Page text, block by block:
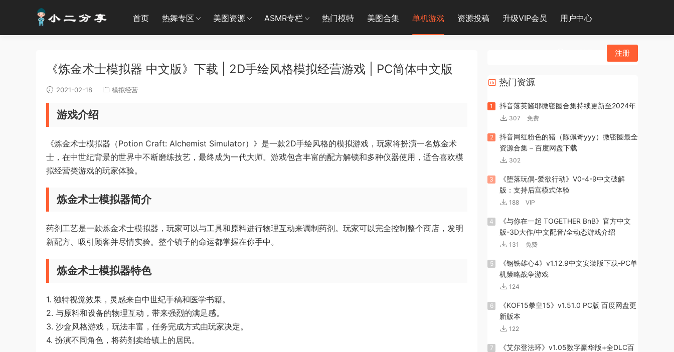
首页 热舞专区 美图资源 ASMR专栏 热门模特 美图合集 单机游戏 资源投稿 升级VIP会员 用户中心
注册
《炼金术士模拟器 中文版》下载 | 2D手绘风格模拟经营游戏 | PC简体中文版
2021-02-18 模拟经营
游戏介绍
《炼金术士模拟器（Potion Craft: Alchemist Simulator）》是一款2D手绘风格的模拟游戏，玩家将扮演一名炼金术
士，在中世纪背景的世界中不断磨练技艺，最终成为一代大师。游戏包含丰富的配方解锁和多种仪器使用，适合喜欢模
拟经营类游戏的玩家体验。
炼金术士模拟器简介
药剂工艺是一款炼金术士模拟器，玩家可以与工具和原料进行物理互动来调制药剂。玩家可以完全控制整个商店，发明
新配方、吸引顾客并尽情实验。整个镇子的命运都掌握在你手中。
炼金术士模拟器特色
1. 独特视觉效果，灵感来自中世纪手稿和医学书籍。
2. 与原料和设备的物理互动，带来强烈的满足感。
3. 沙盒风格游戏，玩法丰富，任务完成方式由玩家决定。
4. 扮演不同角色，将药剂卖给镇上的居民。
热门资源
1 抖音落英酱耶微密圈合集持续更新至2024年
307 免费
2
抖音网红粉色的猪（陈佩奇yyy）微密圈最全
资源合集 – 百度网盘下载
302
3
《堕落玩偶-爱欲行动》V0-4-9中文破解
版：支持后宫模式体验
188 VIP
4
《与你在一起 TOGETHER BnB》官方中文
版-3D大作/中文配音/全动态游戏介绍
131 免费
5
《钢铁雄心4》v1.12.9中文安装版下载-PC单
机策略战争游戏
124
6
《KOF15拳皇15》v1.51.0 PC版 百度网盘更
新版本
122
7
《艾尔登法环》v1.05数字豪华版+全DLC百